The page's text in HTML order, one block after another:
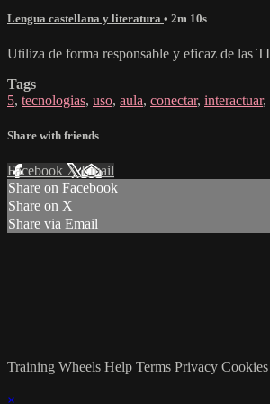
Lengua castellana y literatura • 2m 10s
Utiliza de forma responsable y eficaz de las
Tags
5, tecnologias, uso, aula, conectar, interactuar,
Share with friends
Facebook XEmail
Share on Facebook
Share on X
Share via Email
Training Wheels Help Terms Privacy Cookies
×